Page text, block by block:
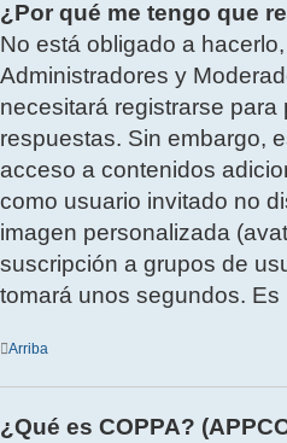
¿Por qué me tengo que
No está obligado a
Administradores y
necesitará registrarse para
respuestas. Sin embargo,
acceso a contenidos
como usuario invitado no
imagen personalizada
suscripción a grupos de
tomará unos segundos.
Arriba
¿Qué es COPPA?